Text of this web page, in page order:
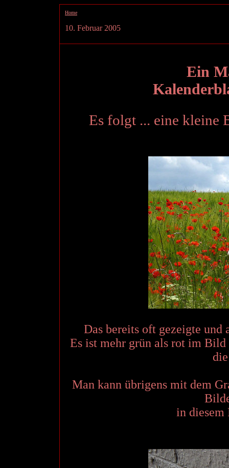
Home
10. Februar 2005
Ein
Es folgt ... eine kleine
Das bereits oft gezeigte und
Es ist mehr grün als rot im
Man kann übrigens mit dem
in